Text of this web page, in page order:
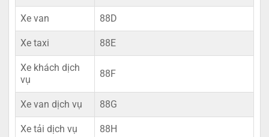
Xe van 88D
Xe taxi 88E
Xe khách dịch
vụ
88F
Xe van dịch vụ 88G
Xe tải dịch vụ 88H